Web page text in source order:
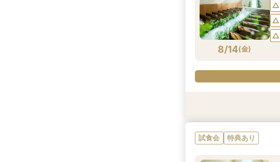
8/13(木)
8/13(木)
8/13(木)
8/13(木)
8/14(金)
試食会 特典あり